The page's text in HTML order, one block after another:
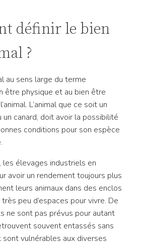
définir le bien
?
au sens large du terme
être physique et au bien être
L’animal que ce soit un
un canard, doit avoir la possibilité
conditions pour son espèce
les élevages industriels en
avoir un rendement toujours plus
leurs animaux dans des enclos
peu d’espaces pour vivre. De
ne sont pas prévus pour autant
souvent entassés sans
vulnérables aux diverses